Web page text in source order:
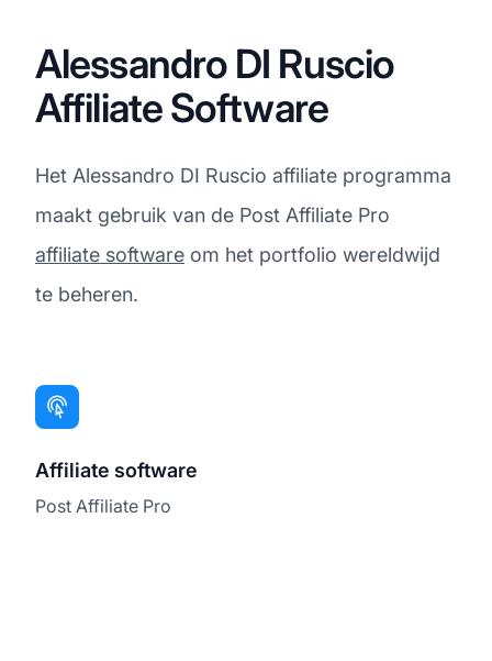
Alessandro DI Ruscio
Affiliate Software
Het Alessandro DI Ruscio affiliate programma
maakt gebruik van de Post Affiliate Pro
affiliate software om het portfolio wereldwijd
te beheren.
Affiliate software
Post Affiliate Pro